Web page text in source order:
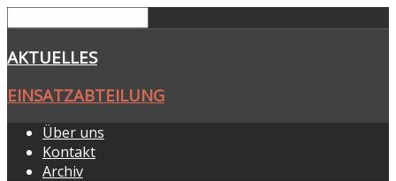
AKTUELLES
EINSATZABTEILUNG
Über uns
Kontakt
Archiv